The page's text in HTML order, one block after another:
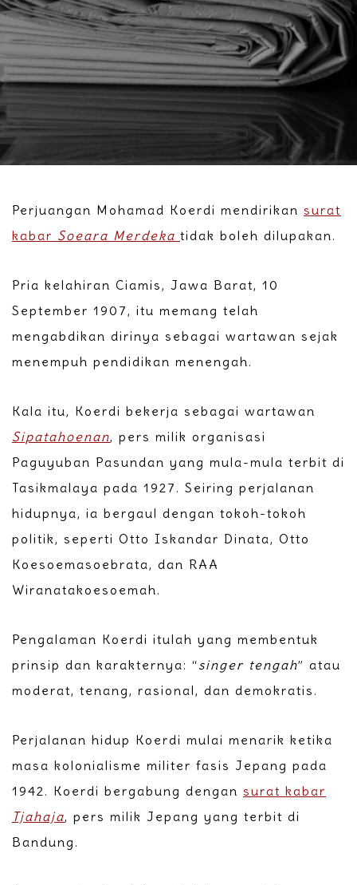
Perjuangan Mohamad Koerdi mendirikan surat
kabar Soeara Merdeka tidak boleh dilupakan.
Pria kelahiran Ciamis, Jawa Barat, 10
September 1907, itu memang telah
mengabdikan dirinya sebagai wartawan sejak
menempuh pendidikan menengah.
Kala itu, Koerdi bekerja sebagai wartawan
Sipatahoenan, pers milik organisasi
Paguyuban Pasundan yang mula-mula terbit di
Tasikmalaya pada 1927. Seiring perjalanan
hidupnya, ia bergaul dengan tokoh-tokoh
politik, seperti Otto Iskandar Dinata, Otto
Koesoemasoebrata, dan RAA
Wiranatakoesoemah.
Pengalaman Koerdi itulah yang membentuk
prinsip dan karakternya: “singer tengah” atau
moderat, tenang, rasional, dan demokratis.
Perjalanan hidup Koerdi mulai menarik ketika
masa kolonialisme militer fasis Jepang pada
1942. Koerdi bergabung dengan surat kabar
Tjahaja, pers milik Jepang yang terbit di
Bandung.